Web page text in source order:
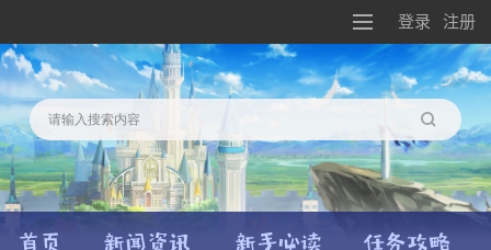
登录 注册
搜索